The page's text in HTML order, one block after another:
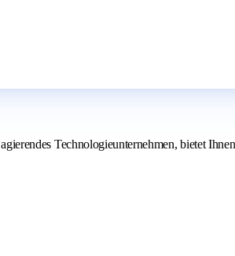
Technologieunternehmen, bietet